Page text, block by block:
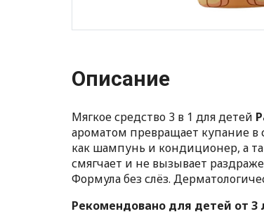
Описание
Мягкое средство 3 в 1 для детей
ароматом превращает купание
как шампунь и кондиционер, а
смягчает и не вызывает
Формула без слёз.
Рекомендовано для детей от 3